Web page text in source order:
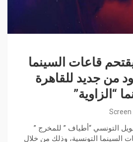
قاعات السينما
من جديد للقاهرة
“الزاوية”
Screen
التونسي “أطياف ” للمخرج ”
السينما التونسية، وذلك من خلال